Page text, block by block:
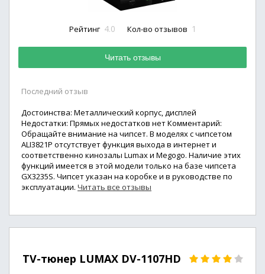
Рейтинг 4.0 Кол-во отзывов 1
Читать отзывы
Последний отзыв
Достоинства: Металлический корпус, дисплей
Недостатки: Прямых недостатков нет Комментарий:
Обращайте внимание на чипсет. В моделях с чипсетом
ALI3821P отсутствует функция выхода в интернет и
соответственно кинозалы Lumax и Megogo. Наличие этих
функций имеется в этой модели только на базе чипсета
GX3235S. Чипсет указан на коробке и в руководстве по
эксплуатации. Читать все отзывы
TV-тюнер LUMAX DV-1107HD